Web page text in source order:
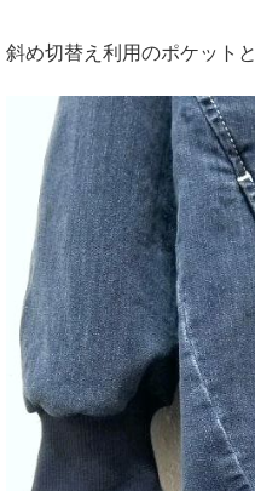
斜め切替え利用のポケットと